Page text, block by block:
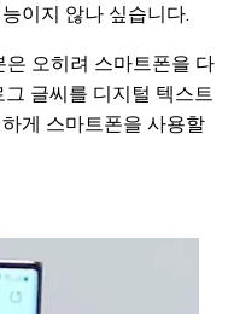
이지 않나 싶습니다.
오히려 스마트폰을 다
글씨를 디지털 텍스트
게 스마트폰을 사용할